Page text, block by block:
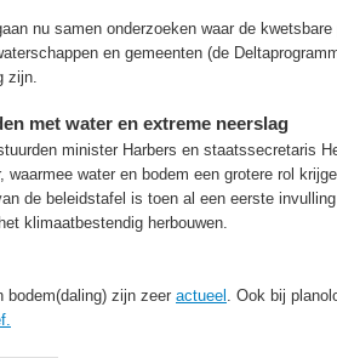
nu samen onderzoeken waar de
en gemeenten (de
zijn.
met water en extreme neerslag
minister Harbers en staatssecretaris
waarmee water en bodem een grotere rol
de beleidstafel is toen al een eerste
klimaatbestendig herbouwen.
bodem(daling) zijn zeer actueel
. Ook bij